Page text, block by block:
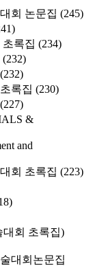
회 논문집 (245)
록집 (234)
(232)
(232)
록집 (230)
(227)
&
and
회 초록집 (223)
대회 초록집)
대회논문집